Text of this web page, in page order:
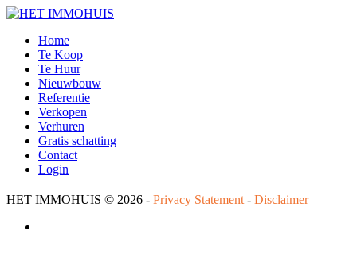
Home
Te Koop
Te Huur
Nieuwbouw
Referentie
Verkopen
Verhuren
Gratis schatting
Contact
Login
HET IMMOHUIS © 2026 - Privacy Statement - Disclaimer